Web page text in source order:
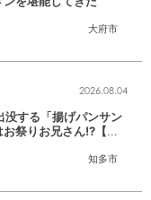
大府市
知多市
2026.08.04
する「揚げパンサン
祭りお兄さん!?【ち